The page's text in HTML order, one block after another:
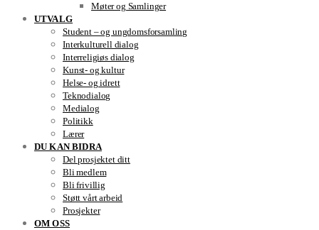
Møter og Samlinger
UTVALG
Student – og ungdomsforsamling
Interkulturell dialog
Interreligiøs dialog
Kunst- og kultur
Helse- og idrett
Teknodialog
Medialog
Politikk
Lærer
DU KAN BIDRA
Del prosjektet ditt
Bli medlem
Bli frivillig
Støtt vårt arbeid
Prosjekter
OM OSS